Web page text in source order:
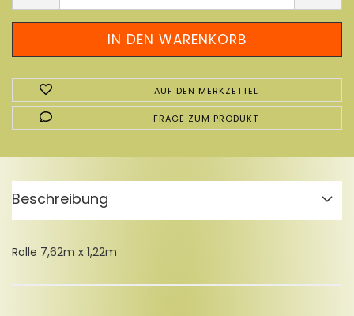
AUF DEN MERKZETTEL
FRAGE ZUM PRODUKT
Beschreibung
Rolle 7,62m x 1,22m